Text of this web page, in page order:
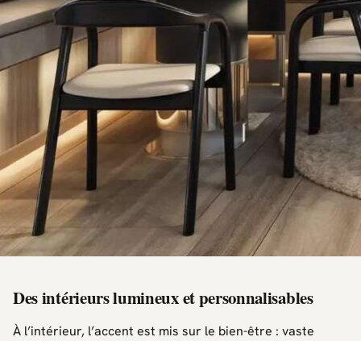
Des intérieurs lumineux et personnalisables
À l’intérieur, l’accent est mis sur le bien-être : vaste